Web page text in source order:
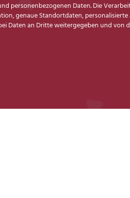
personenbezogenen Daten. Die
genaue Standortdaten,
Daten an Dritte weitergegeben und von